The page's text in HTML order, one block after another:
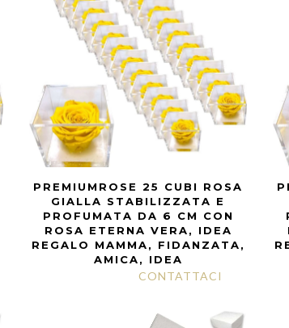
PREMIUMROSE 25 CUBI ROSA
GIALLA STABILIZZATA E
PROFUMATA DA 6 CM CON
ROSA ETERNA VERA, IDEA
REGALO MAMMA, FIDANZATA,
AMICA, IDEA
CONTATTACI